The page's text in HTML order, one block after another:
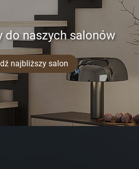
do naszych salonów
najbliższy salon